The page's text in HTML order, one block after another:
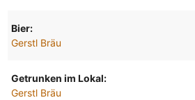
Bier:
Gerstl Bräu
Getrunken im Lokal:
Gerstl Bräu